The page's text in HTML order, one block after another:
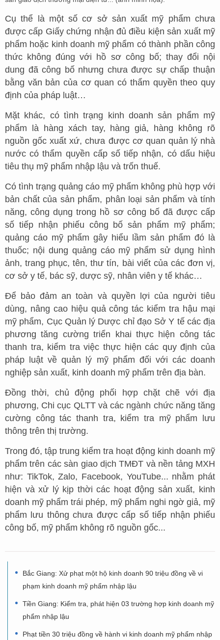
Cụ thể là một số cơ sở sản xuất mỹ phẩm chưa
được cấp Giấy chứng nhận đủ điều kiện sản xuất mỹ
phẩm hoặc kinh doanh mỹ phẩm có thành phần công
thức không đúng với hồ sơ công bố; thay đổi nội
dung đã công bố nhưng chưa được sự chấp thuận
bằng văn bản của cơ quan có thẩm quyền theo quy
định của pháp luật…
Mặt khác, có tình trạng kinh doanh sản phẩm mỹ
phẩm là hàng xách tay, hàng giả, hàng không rõ
nguồn gốc xuất xứ, chưa được cơ quan quản lý nhà
nước có thẩm quyền cấp số tiếp nhận, có dấu hiệu
tiêu thụ mỹ phẩm nhập lậu và trốn thuế.
Có tình trạng quảng cáo mỹ phẩm không phù hợp với
bản chất của sản phẩm, phân loại sản phẩm và tính
năng, công dụng trong hồ sơ công bố đã được cấp
số tiếp nhận phiếu công bố sản phẩm mỹ phẩm;
quảng cáo mỹ phẩm gây hiểu lầm sản phẩm đó là
thuốc; nội dung quảng cáo mỹ phẩm sử dụng hình
ảnh, trang phục, tên, thư tín, bài viết của các đơn vị,
cơ sở y tế, bác sỹ, dược sỹ, nhân viên y tế khác…
Để bảo đảm an toàn và quyền lợi của người tiêu
dùng, nâng cao hiệu quả công tác kiểm tra hậu mại
mỹ phẩm, Cục Quản lý Dược chỉ đạo Sở Y tế các địa
phương tăng cường triển khai thực hiện công tác
thanh tra, kiểm tra việc thực hiện các quy định của
pháp luật về quản lý mỹ phẩm đối với các doanh
nghiệp sản xuất, kinh doanh mỹ phẩm trên địa bàn.
Đồng thời, chủ động phối hợp chặt chẽ với địa
phương, Chi cục QLTT và các ngành chức năng tăng
cường công tác thanh tra, kiểm tra mỹ phẩm lưu
thông trên thị trường.
Trong đó, tập trung kiểm tra hoạt động kinh doanh mỹ
phẩm trên các sàn giao dịch TMĐT và nền tảng MXH
như: TikTok, Zalo, Facebook, YouTube... nhằm phát
hiện và xử lý kịp thời các hoạt động sản xuất, kinh
doanh mỹ phẩm trái phép, mỹ phẩm nghi ngờ giả, mỹ
phẩm lưu thông chưa được cấp số tiếp nhận phiếu
công bố, mỹ phẩm không rõ nguồn gốc...
Bắc Giang: Xử phạt một hộ kinh doanh 90 triệu đồng về vi
phạm kinh doanh mỹ phẩm nhập lậu
Tiền Giang: Kiểm tra, phát hiện 03 trường hợp kinh doanh mỹ
phẩm nhập lậu
Phạt tiền 30 triệu đồng về hành vi kinh doanh mỹ phẩm nhập